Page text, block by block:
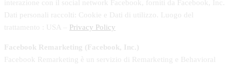
interazione con il social network Facebook, forniti da Facebook, Inc.
Dati personali raccolti: Cookie e Dati di utilizzo. Luogo del
trattamento : USA – Privacy Policy
Facebook Remarketing (Facebook, Inc.)
Facebook Remarketing è un servizio di Remarketing e Behavioral